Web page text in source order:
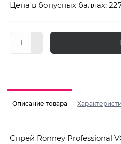
Цена в бонусных баллах:
Описание товара
Спрей Ronney Professional